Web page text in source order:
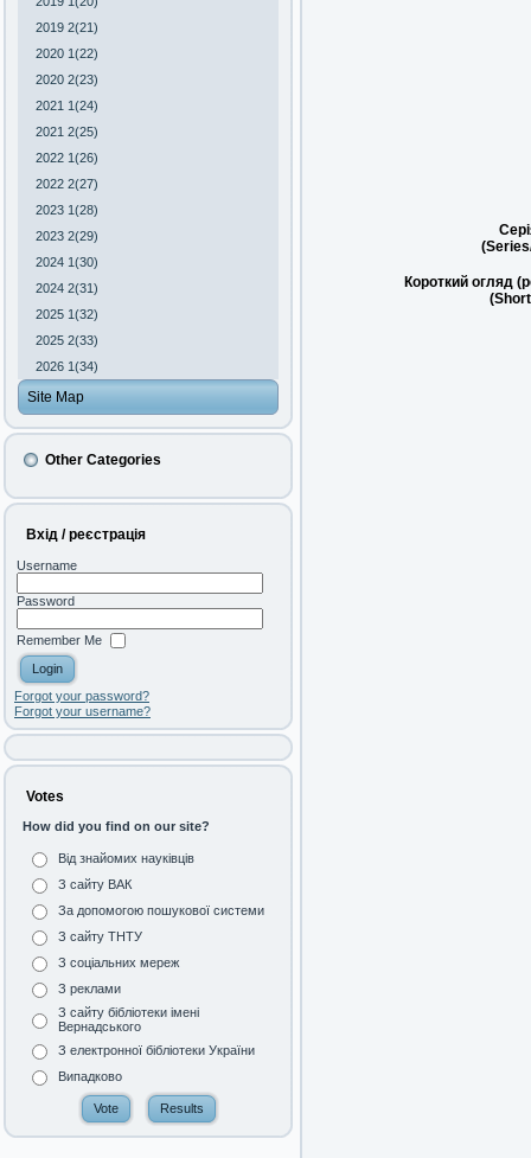
2019 2(21)
2020 1(22)
2020 2(23)
2021 1(24)
2021 2(25)
2022 1(26)
2022 2(27)
2023 1(28)
2023 2(29)
2024 1(30)
2024 2(31)
2025 1(32)
2025 2(33)
2026 1(34)
Site Map
Other Categories
Вхід / реєстрація
Username
Password
Remember Me
Forgot your password?
Forgot your username?
Votes
How did you find on our site?
Від знайомих науківців
З сайту ВАК
За допомогою пошукової системи
З сайту ТНТУ
З соціальних мереж
З реклами
З сайту бібліотеки імені
Вернадського
З електронної бібліотеки України
Випадково
Короткий огляд